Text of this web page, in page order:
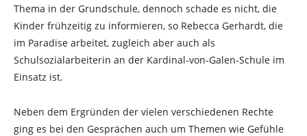
Thema in der Grundschule, dennoch schade es nicht, die
Kinder frühzeitig zu informieren, so Rebecca Gerhardt, die
im Paradise arbeitet, zugleich aber auch als
Schulsozialarbeiterin an der Kardinal-von-Galen-Schule im
Einsatz ist.
Neben dem Ergründen der vielen verschiedenen Rechte
ging es bei den Gesprächen auch um Themen wie Gefühle